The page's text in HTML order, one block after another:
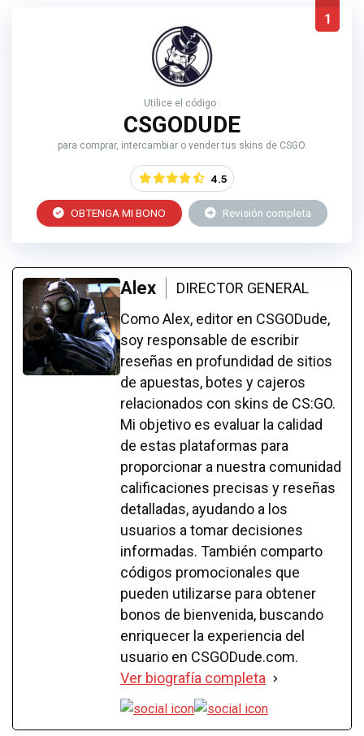
1
Utilice el código :
CSGODUDE
para comprar, intercambiar o vender tus skins de CSGO.
4.5
OBTENGA MI BONO Revisión completa
Alex
DIRECTOR GENERAL
Como Alex, editor en CSGODude,
soy responsable de escribir
reseñas en profundidad de sitios
de apuestas, botes y cajeros
relacionados con skins de CS:GO.
Mi objetivo es evaluar la calidad
de estas plataformas para
proporcionar a nuestra comunidad
calificaciones precisas y reseñas
detalladas, ayudando a los
usuarios a tomar decisiones
informadas. También comparto
códigos promocionales que
pueden utilizarse para obtener
bonos de bienvenida, buscando
enriquecer la experiencia del
usuario en CSGODude.com.
Ver biografía completa